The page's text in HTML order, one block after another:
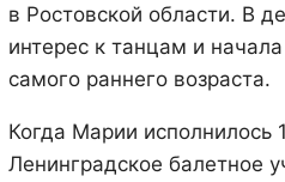
в Ростовской области. В
интерес к танцам и
самого раннего возраста.
Когда Марии исполнилось
Ленинградское балетное